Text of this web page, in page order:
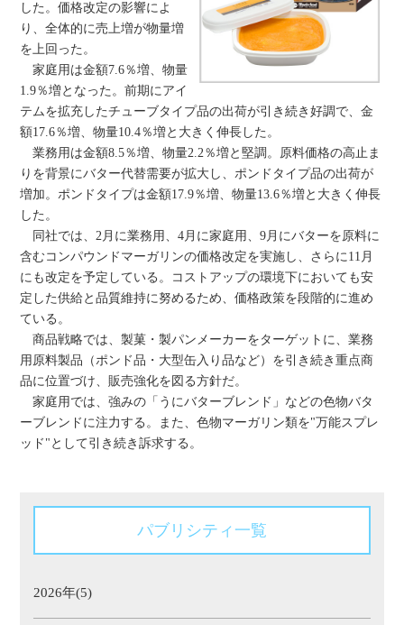
した。価格改定の影響によ
り、全体的に売上増が物量増
を上回った。
家庭用は金額7.6％増、物量
1.9％増となった。前期にアイ
テムを拡充したチューブタイプ品の出荷が引き続き好調で、金
額17.6％増、物量10.4％増と大きく伸長した。
業務用は金額8.5％増、物量2.2％増と堅調。原料価格の高止ま
りを背景にバター代替需要が拡大し、ポンドタイプ品の出荷が
増加。ポンドタイプは金額17.9％増、物量13.6％増と大きく伸長
した。
同社では、2月に業務用、4月に家庭用、9月にバターを原料に
含むコンパウンドマーガリンの価格改定を実施し、さらに11月
にも改定を予定している。コストアップの環境下においても安
定した供給と品質維持に努めるため、価格政策を段階的に進め
ている。
商品戦略では、製菓・製パンメーカーをターゲットに、業務
用原料製品（ポンド品・大型缶入り品など）を引き続き重点商
品に位置づけ、販売強化を図る方針だ。
家庭用では、強みの「うにバターブレンド」などの色物バタ
ーブレンドに注力する。また、色物マーガリン類を"万能スプレ
ッド"として引き続き訴求する。
パブリシティ一覧
2026年(5)